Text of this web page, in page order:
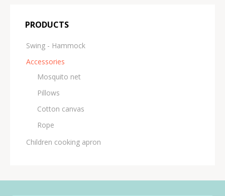
PRODUCTS
Swing - Hammock
Accessories
Μosquito net
Pillows
Cotton canvas
Rope
Children cooking apron